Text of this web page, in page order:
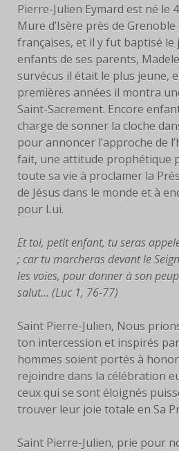
NEUVAINE
PRIÈRE AVEC MARIE
PRIÈRE POUR LE DON DE
SOI
PRIÈRE POUR VOCATIONS
HISTOIRE
LIVRES
BLOG
PHOTOS
PHOTOS
CONTEMPORAINES
ANCIENNES PHOTOS
CONTACT
Pierre-Julien Eymard est né le
Mure d’Isère près de Grenoble
françaises, et il y fut baptisé le
enfants de ses parents,
survécus il était le plus jeune,
premières années il montra
Saint-Sacrement. Encore
charge de sonner la cloche
pour annoncer l’approche de
fait, une attitude prophétique
toute sa vie à proclamer la
de Jésus dans le monde et à
pour Lui.
Et toi, petit enfant, tu seras
; car tu marcheras devant le
les voies, pour donner à son
salut… (Luc 1, 76-77)
Saint Pierre-Julien, Nous
ton intercession et inspirés
hommes soient portés à
rejoindre dans la célébration
ceux qui se sont éloignés
trouver leur joie totale en Sa
Saint Pierre-Julien, prie pour